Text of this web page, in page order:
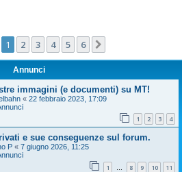
1 2 3 4 5 6
Annunci
immagini (e documenti) su MT!
« 22 febbraio 2023, 17:09
1 2 3 4
e sue conseguenze sul forum.
P « 7 giugno 2026, 11:25
1 … 8 9 10 11